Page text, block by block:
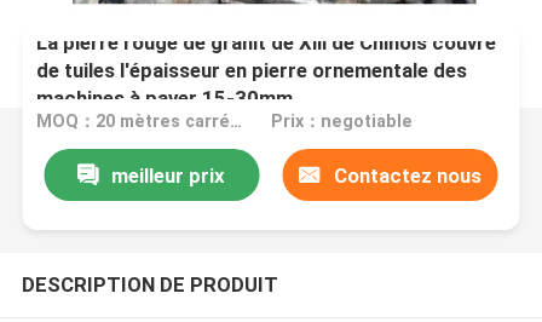
La pierre rouge de granit de Xili de Chinois couvre
de tuiles l'épaisseur en pierre ornementale des
machines à paver 15-30mm
MOQ：20 mètres carrés/place Prix：negotiable
meilleur prix Contactez nous
DESCRIPTION DE PRODUIT